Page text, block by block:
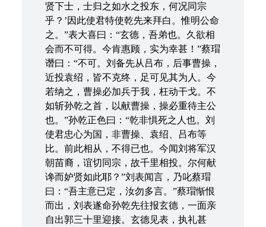
贤下士，士归之如水之投东，何况同宗
乎？’因此使君特使乾先来拜白。惟明公命
之。”表大喜曰：“玄德，吾弟也。久欲相
会而不可得。今肯惠顾，实为幸甚！”蔡瑁
谮曰：“不可。刘备先从吕布，后事曹操，
近投袁绍，皆不克终，足可见其为人。今
若纳之，曹操必加兵于我，枉动干戈。不
如斩孙乾之首，以献曹操，操必重待主公
也。”孙乾正色曰：“乾非惧死之人也。刘
使君忠心为国，非曹操、袁绍、吕布等
比。前此相从，不得已也。今闻刘将军汉
朝苗裔，谊切同宗，故千里相投。尔何献
谗而妒贤如此耶？”刘表闻言，乃叱蔡瑁
曰：“吾主意已定，汝勿多言。”蔡瑁惭恨
而出，刘表遂命孙乾先往报玄德，一面亲
自出郭三十里迎接。玄德见表，执礼甚